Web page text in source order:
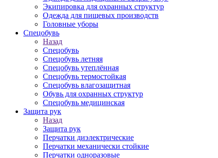
Экипировка для охранных структур
Одежда для пищевых производств
Головные уборы
Спецобувь
Назад
Спецобувь
Спецобувь летняя
Спецобувь утеплённая
Спецобувь термостойкая
Спецобувь влагозащитная
Обувь для охранных структур
Спецобувь медицинская
Защита рук
Назад
Защита рук
Перчатки диэлектрические
Перчатки механически стойкие
Перчатки одноразовые